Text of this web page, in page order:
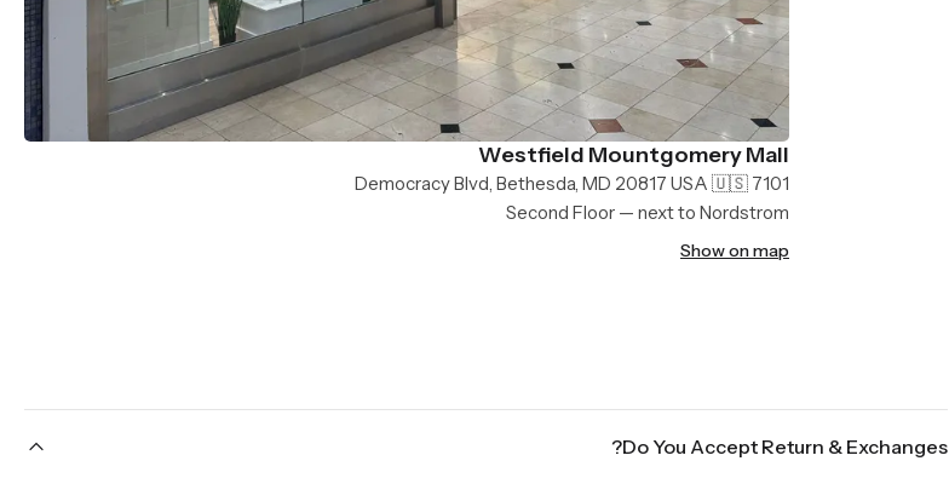
Westfield Mountgomery Mall
7101 Democracy Blvd, Bethesda, MD 20817 USA 🇺🇸
Second Floor — next to Nordstrom
Show on map
Do You Accept Return & Exchanges?